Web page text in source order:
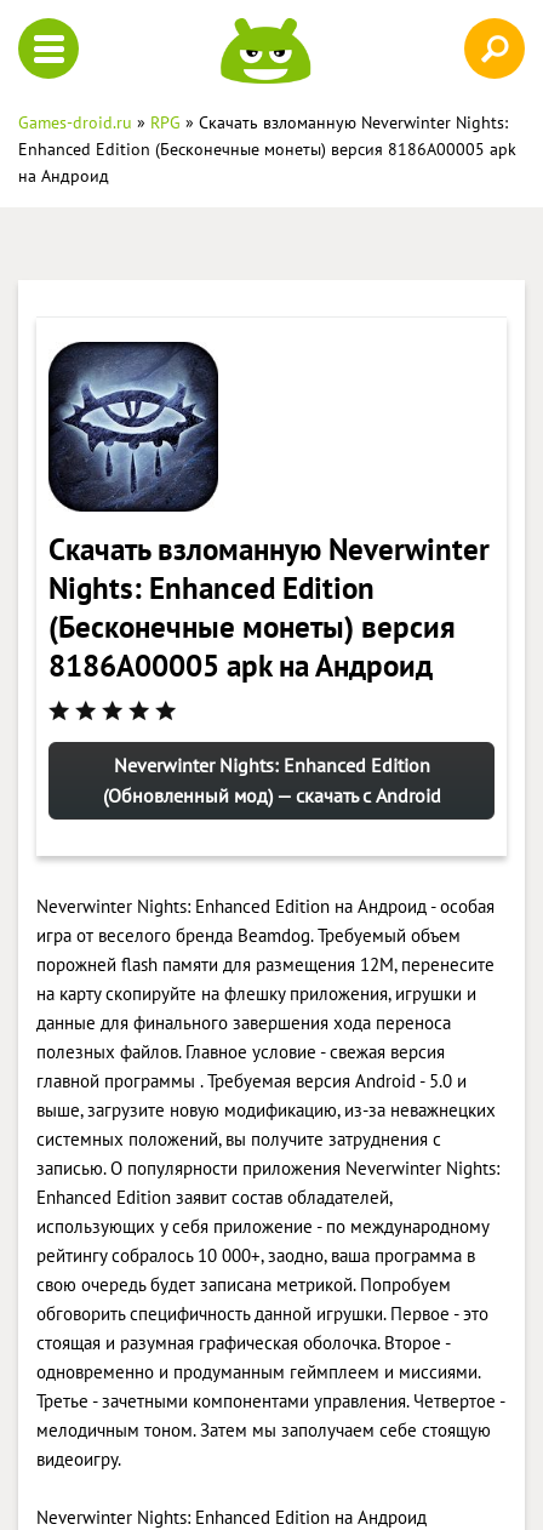
Games-droid.ru » RPG » Скачать взломанную Neverwinter Nights:
Enhanced Edition (Бесконечные монеты) версия 8186A00005 apk
на Андроид
Скачать взломанную Neverwinter
Nights: Enhanced Edition
(Бесконечные монеты) версия
8186A00005 apk на Андроид
Neverwinter Nights: Enhanced Edition
(Обновленный мод) — скачать с Android
Neverwinter Nights: Enhanced Edition на Андроид - особая
игра от веселого бренда Beamdog. Требуемый объем
порожней flash памяти для размещения 12M, перенесите
на карту скопируйте на флешку приложения, игрушки и
данные для финального завершения хода переноса
полезных файлов. Главное условие - свежая версия
главной программы . Требуемая версия Android - 5.0 и
выше, загрузите новую модификацию, из-за неважнецких
системных положений, вы получите затруднения с
записью. О популярности приложения Neverwinter Nights:
Enhanced Edition заявит состав обладателей,
использующих у себя приложение - по международному
рейтингу собралось 10 000+, заодно, ваша программа в
свою очередь будет записана метрикой. Попробуем
обговорить специфичность данной игрушки. Первое - это
стоящая и разумная графическая оболочка. Второе -
одновременно и продуманным геймплеем и миссиями.
Третье - зачетными компонентами управления. Четвертое -
мелодичным тоном. Затем мы заполучаем себе стоящую
видеоигру.
Neverwinter Nights: Enhanced Edition на Андроид